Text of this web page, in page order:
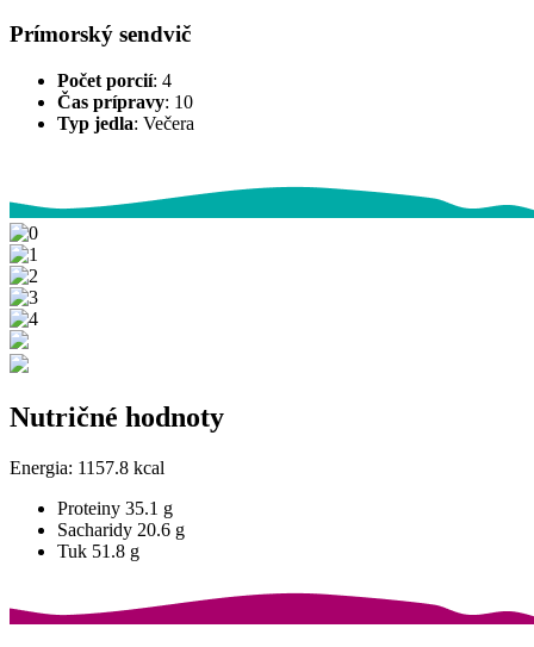
Prímorský sendvič
Počet porcií: 4
Čas prípravy: 10
Typ jedla: Večera
Nutričné hodnoty
Energia: 1157.8 kcal
Proteiny 35.1 g
Sacharidy 20.6 g
Tuk 51.8 g